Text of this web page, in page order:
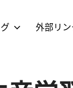
外部リン